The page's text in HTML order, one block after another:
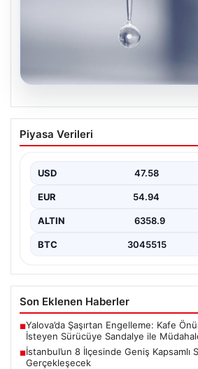
İstanbul’un 8 İlçesinde
Su Kesintisi Gerçekleşecek
önemli altyapı yenileme çalışmaları
Piyasa Verileri
USD 47.58
EUR 54.94
ALTIN 6358.9
BTC 3045515
Son Eklenen Haberler
■Yalova’da Şaşırtan Engelleme: Kafe
İsteyen Sürücüye Sandalye ile
■İstanbul’un 8 İlçesinde Geniş Kapsamlı
Gerçekleşecek